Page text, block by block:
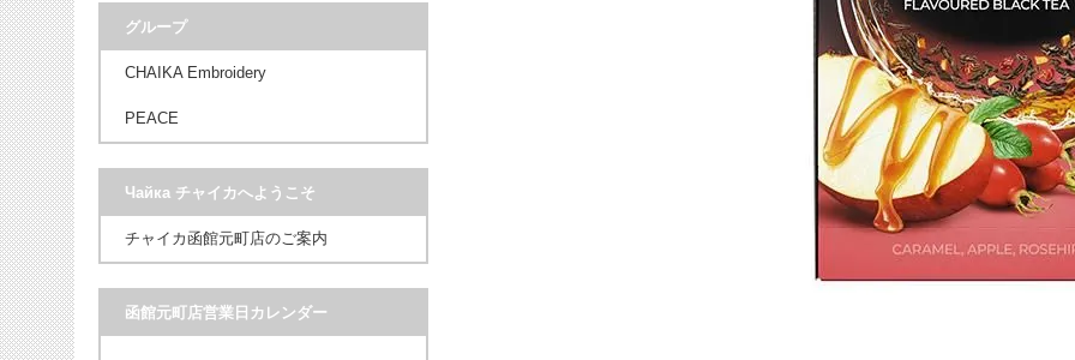
グループ
CHAIKA Embroidery
PEACE
Чайка チャイカへようこそ
チャイカ函館元町店のご案内
函館元町店営業日カレンダー